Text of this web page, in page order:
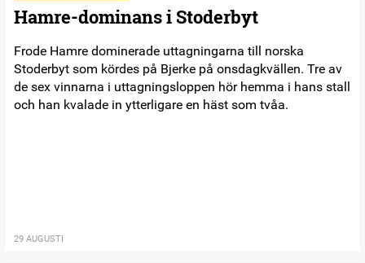
Hamre-dominans i Stoderbyt
Frode Hamre dominerade uttagningarna till norska
Stoderbyt som kördes på Bjerke på onsdagkvällen. Tre av
de sex vinnarna i uttagningsloppen hör hemma i hans stall
och han kvalade in ytterligare en häst som tvåa.
29 AUGUSTI